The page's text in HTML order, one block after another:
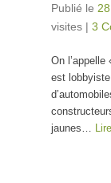
Publié le
visites | 3
On
est
jaunes…